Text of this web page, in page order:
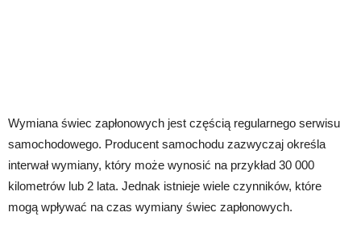
Wymiana świec zapłonowych jest częścią regularnego serwisu
samochodowego. Producent samochodu zazwyczaj określa
interwał wymiany, który może wynosić na przykład 30 000
kilometrów lub 2 lata. Jednak istnieje wiele czynników, które
mogą wpływać na czas wymiany świec zapłonowych.